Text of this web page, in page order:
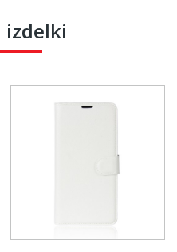
izdelki